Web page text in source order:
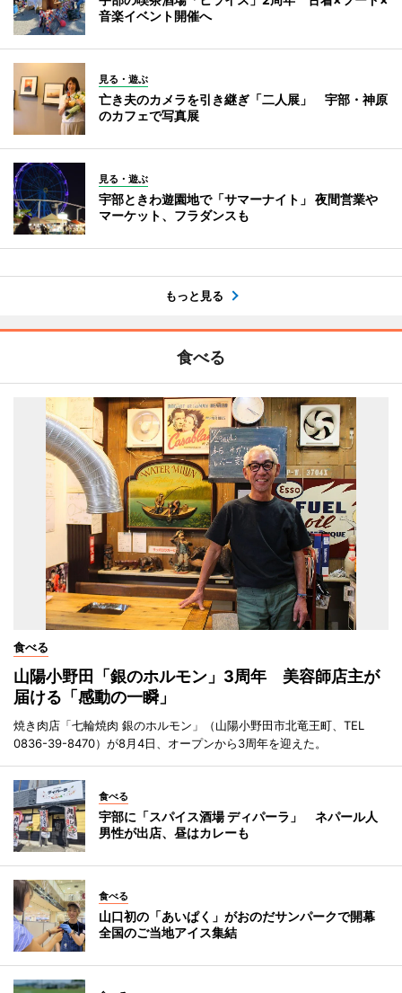
音楽イベント開催へ
見る・遊ぶ
亡き夫のカメラを引き継ぎ「二人展」 宇部・神原
のカフェで写真展
見る・遊ぶ
宇部ときわ遊園地で「サマーナイト」 夜間営業や
マーケット、フラダンスも
もっと見る
食べる
食べる
山陽小野田「銀のホルモン」3周年 美容師店主が
届ける「感動の一瞬」
焼き肉店「七輪焼肉 銀のホルモン」（山陽小野田市北竜王町、TEL
0836-39-8470）が8月4日、オープンから3周年を迎えた。
食べる
宇部に「スパイス酒場 ディパーラ」 ネパール人
男性が出店、昼はカレーも
食べる
山口初の「あいぱく」がおのだサンパークで開幕
全国のご当地アイス集結